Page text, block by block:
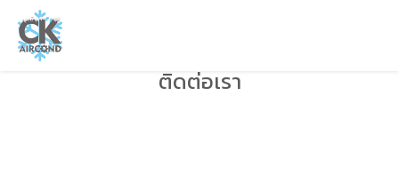
ติดต่อเรา